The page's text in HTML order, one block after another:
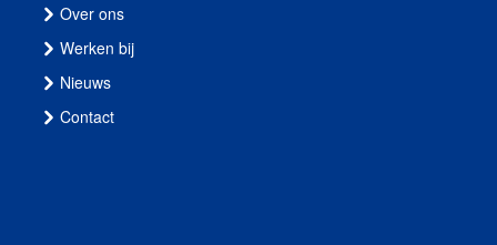
Over ons
Werken bij
Nieuws
Contact